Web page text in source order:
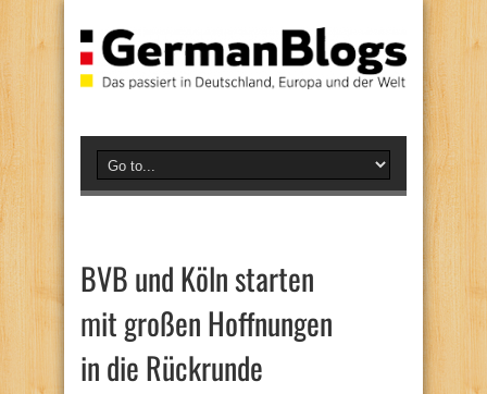
BVB und Köln starten
mit großen Hoffnungen
in die Rückrunde